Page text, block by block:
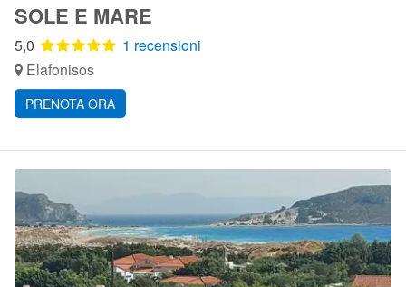
SOLE E MARE
5,0
1 recensioni
Elafonisos
PRENOTA ORA